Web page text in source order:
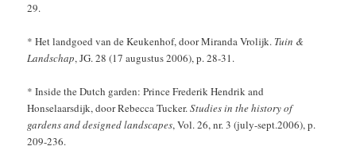
29.
* Het landgoed van de Keukenhof, door Miranda Vrolijk. Tuin &
Landschap, JG. 28 (17 augustus 2006), p. 28-31.
* Inside the Dutch garden: Prince Frederik Hendrik and
Honselaarsdijk, door Rebecca Tucker.Studies in the history of
gardens and designed landscapes, Vol. 26, nr. 3 (july-sept.2006), p.
209-236.